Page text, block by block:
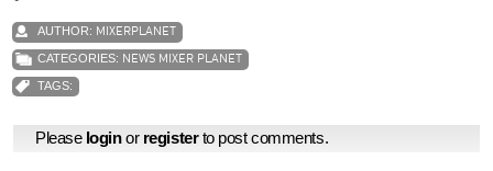
AUTHOR: MIXERPLANET
CATEGORIES: NEWS MIXER PLANET
TAGS:
Please loginor registerto post comments.